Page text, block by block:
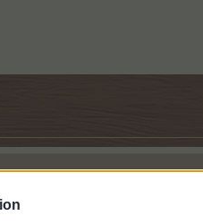
не активируется . Что делать